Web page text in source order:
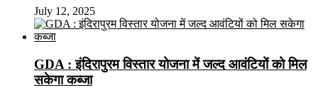
July 12, 2025
GDA : इंदिरापुरम विस्तार योजना में जल्द आवंटियों को मिल
सकेगा कब्जा